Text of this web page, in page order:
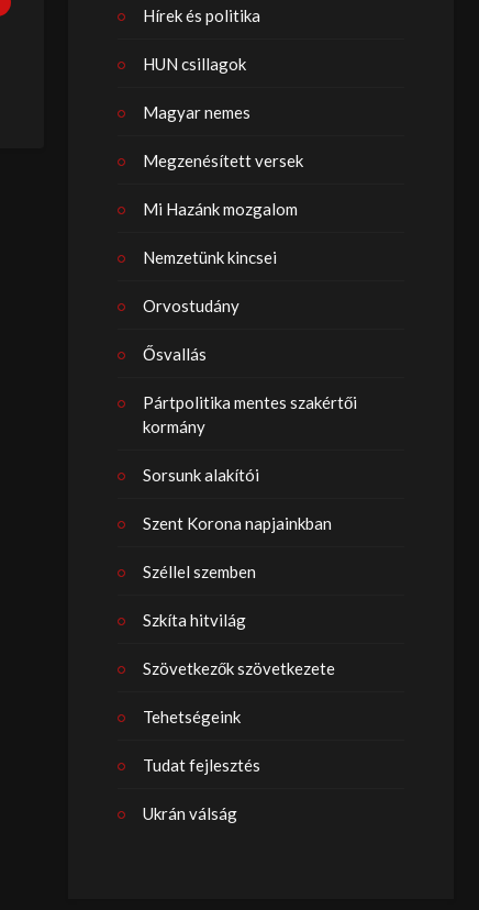
Hírek és politika
HUN csillagok
Magyar nemes
Megzenésített versek
Mi Hazánk mozgalom
Nemzetünk kincsei
Orvostudány
Ősvallás
Pártpolitika mentes szakértői
kormány
Sorsunk alakítói
Szent Korona napjainkban
Széllel szemben
Szkíta hitvilág
Szövetkezők szövetkezete
Tehetségeink
Tudat fejlesztés
Ukrán válság